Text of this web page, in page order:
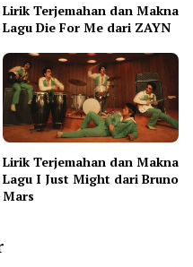
Lirik Terjemahan dan Makna
Lagu Die For Me dari ZAYN
Lirik Terjemahan dan Makna
Lagu I Just Might dari Bruno
Mars